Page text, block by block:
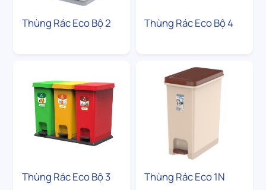
Thùng Rác Eco Bộ 2 Thùng Rác Eco Bộ 4
Thùng Rác Eco Bộ 3 Thùng Rác Eco 1N